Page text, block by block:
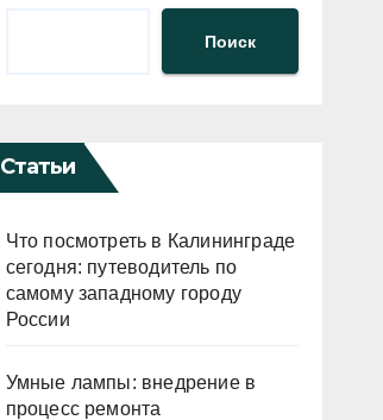
Поиск
Статьи
Что посмотреть в Калининграде
сегодня: путеводитель по
самому западному городу
России
Умные лампы: внедрение в
процесс ремонта